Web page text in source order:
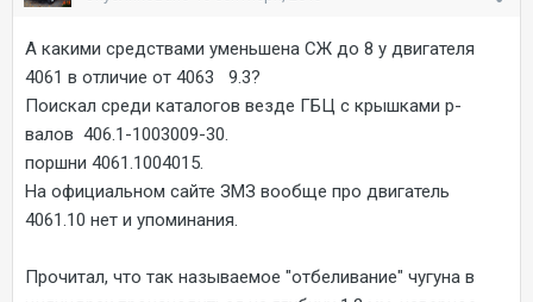
А какими средствами уменьшена СЖ до 8 у двигателя
4061 в отличие от 4063 9.3?
Поискал среди каталогов везде ГБЦ с крышками р-
валов 406.1-1003009-30.
поршни 4061.1004015.
На официальном сайте ЗМЗ вообще про двигатель
4061.10 нет и упоминания.
Прочитал, что так называемое "отбеливание" чугуна в